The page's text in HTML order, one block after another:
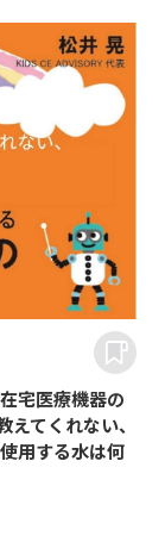
宅医療機器の
てくれない、
用する水は何